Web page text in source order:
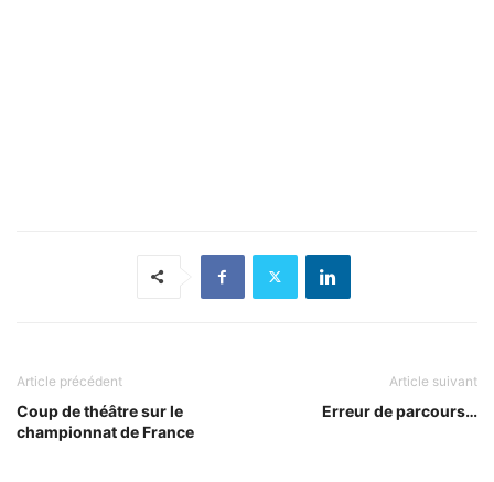
Article précédent
Coup de théâtre sur le
championnat de France
Article suivant
Erreur de parcours…